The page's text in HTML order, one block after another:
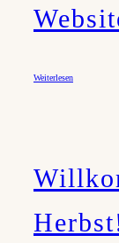
Weiterlesen